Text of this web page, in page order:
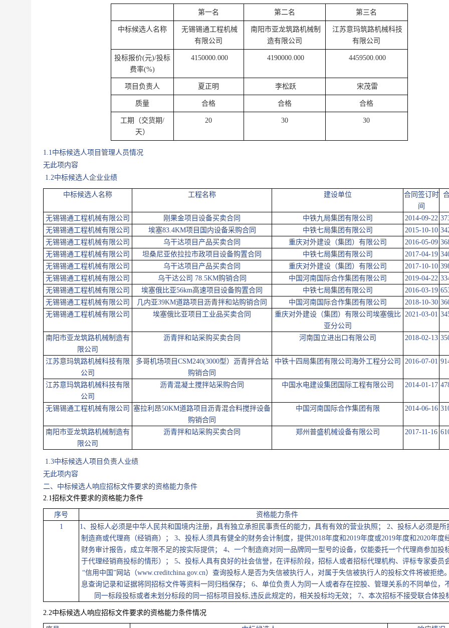
第一名 第二名 第三名
中标候选人名称
无锡锡通工程机械
有限公司
南阳市亚龙筑路机械制
造有限公司
江苏意玛筑路机械科技
有限公司
投标报价(元)/投标
费率(%)
4150000.000 4190000.000 4459500.000
项目负责人 夏正明 李松跃 宋茂雷
质量 合格 合格 合格
工期（交货期/
天）
20 30 30
1.1中标候选人项目管理人员情况
无此项内容
1.2中标候选人企业业绩
中标候选人名称 工程名称 建设单位
合同签订时
间
无锡锡通工程机械有限公司
刚果金项目设备买卖合同 中铁九局集团有限公司 2014-09-22
无锡锡通工程机械有限公司
埃塞83.4KM项目国内设备采购合同 中铁七局集团有限公司 2015-10-10
无锡锡通工程机械有限公司
乌干达项目产品买卖合同 重庆对外建设（集团）有限公司 2016-05-09
无锡锡通工程机械有限公司
坦桑尼亚依拉拉市政项目设备购置合同 中铁七局集团有限公司 2017-04-19
无锡锡通工程机械有限公司
乌干达项目产品买卖合同 重庆对外建设（集团）有限公司 2017-10-10
无锡锡通工程机械有限公司
乌干达公司 78.5KM购销合同 中国河南国际合作集团有限公司 2019-04-22
无锡锡通工程机械有限公司
埃塞俄比亚56km高速项目设备购置合同 中铁七局集团有限公司 2016-03-19
无锡锡通工程机械有限公司
几内亚39KM道路项目沥青拌和站购销合同 中国河南国际合作集团有限公司 2018-10-30
无锡锡通工程机械有限公司
埃塞俄比亚项目工业品买卖合同
重庆对外建设（集团）有限公司埃塞俄比
亚分公司
2021-03-01
南阳市亚龙筑路机械制造有
限公司
沥青拌和站采购买卖合同 河南国立进出口有限公司 2018-02-13
江苏意玛筑路机械科技有限
公司
多哥机场项目CSM240(3000型）沥青拌合站
购销合同
中铁十四局集团有限公司海外工程分公司 2016-07-01
江苏意玛筑路机械科技有限
公司
沥青混凝土搅拌站采购合同 中国水电建设集团国际工程有限公司 2014-01-17
无锡锡通工程机械有限公司
塞拉利昂50KM道路项目沥青混合料搅拌设备
购销合同
中国河南国际合作集团有限 2014-06-16
南阳市亚龙筑路机械制造有
限公司
沥青拌和站采购买卖合同 郑州普盛机械设备有限公司 2017-11-16
1.3中标候选人项目负责人业绩
无此项内容
二、中标候选人响应招标文件要求的资格能力条件
2.1招标文件要求的资格能力条件
序号
资格能力条件
1
1、投标人必须是中华人民共和国境内注册，具有独立承担民事责任的能力，具有有效的营业执照； 2、投标人必须是所
制造商或代理商（经销商）； 3、投标人须具有健全的财务会计制度，提供2018年度和2019年度或2019年度和2020年度
财务审计报告，成立年限不足的按实际提供； 4、一个制造商对同一品牌同一型号的设备，仅能委托一个代理商参加投
于代理经销商投标的情形）； 5、投标人具有良好的社会信誉，在评标阶段，招标人或者招标代理机构、评标专家委员
“信用中国”网站（www.creditchina.gov.cn）查询投标人是否为失信被执行人，对属于失信被执行人的投标文件将被拒绝
息查询记录和证据将同招标文件等资料一同归档保存； 6、单位负责人为同一人或者存在控股、管理关系的不同单位，
同一标段投标或者未划分标段的同一招标项目投标,违反此规定的，相关投标均无效； 7、本次招标不接受联合体投
2.2中标候选人响应招标文件要求的资格能力条件情况